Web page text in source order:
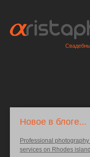
Новое в блоге...
Professional
services on Rhodes island